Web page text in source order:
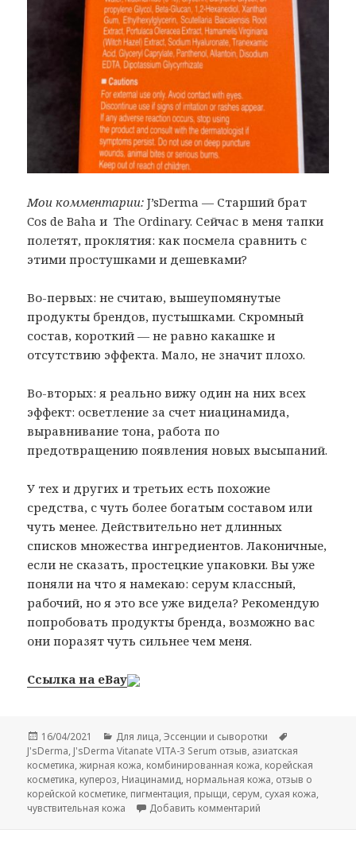
Мои комментарии: J’sDerma — Старший брат
Cos de Baha и The Ordinary. Сейчас в меня тапки
полетят, проклятия: как посмела сравнить с
этими простушками и дешевками?
Во-первых: не считаю, вышеупомянутые
продукты брендов, пустышками. Скромный
состав, короткий — не равно какашке и
отсутствию эффекта. Мало, не значит плохо.
Во-вторых: я реально вижу один на них всех
эффект: осветление за счет ниацинамида,
выравнивание тона, работа по
предотвращению появления новых высыпаний.
У тех и других и третьих есть похожие
средства, с чуть более богатым составом или
чуть менее. Действительно нет длинных
списков множества ингредиентов. Лаконичные,
если не сказать, простецкие упаковки. Вы уже
поняли на что я намекаю: серум классный,
рабочий, но я это все уже видела? Рекомендую
попробовать продукты бренда, возможно вас
они поразят чуть сильнее чем меня.
Ссылка на eBay
Опубликовано
16/04/2021 Рубрики
Для лица,Эссенции и сыворотки
J'sDerma, J'sDerma Vitanate VITA-3 Serum отзыв, азиатская
косметика,жирная кожа, комбинированная кожа, корейская
косметика, купероз, Ниацинамид, нормальная кожа, отзыв о
корейской косметике, пигментация, прыщи, серум, сухая кожа,
чувствительная кожа
Добавить комментарий